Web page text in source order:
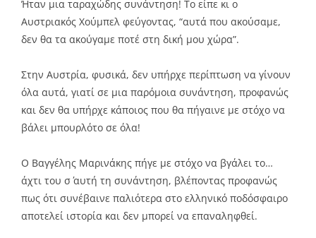
Ήταν μια ταραχώδης συνάντηση! Το είπε κι ο
Αυστριακός Χούμπελ φεύγοντας, “αυτά που ακούσαμε,
δεν θα τα ακούγαμε ποτέ στη δική μου χώρα”.
Στην Αυστρία, φυσικά, δεν υπήρχε περίπτωση να γίνουν
όλα αυτά, γιατί σε μια παρόμοια συνάντηση, προφανώς
και δεν θα υπήρχε κάποιος που θα πήγαινε με στόχο να
βάλει μπουρλότο σε όλα!
Ο Βαγγέλης Μαρινάκης πήγε με στόχο να βγάλει το…
άχτι του σ΄ αυτή τη συνάντηση, βλέποντας προφανώς
πως ότι συνέβαινε παλιότερα στο ελληνικό ποδόσφαιρο
αποτελεί ιστορία και δεν μπορεί να επαναληφθεί.